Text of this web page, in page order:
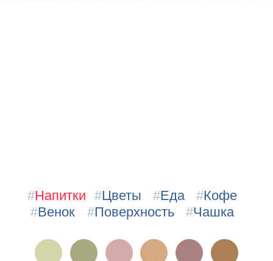
#Напитки #Цветы #Еда #Кофе
#Венок #Поверхность #Чашка